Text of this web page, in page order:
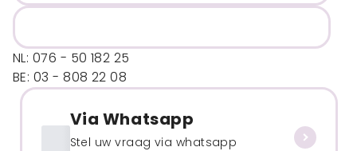
NL: 076 - 50 182 25
BE: 03 - 808 22 08
Via Whatsapp
Stel uw vraag via whatsapp